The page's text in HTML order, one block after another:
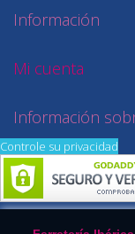
Información
Mi cuenta
Información
Controle su privacidad